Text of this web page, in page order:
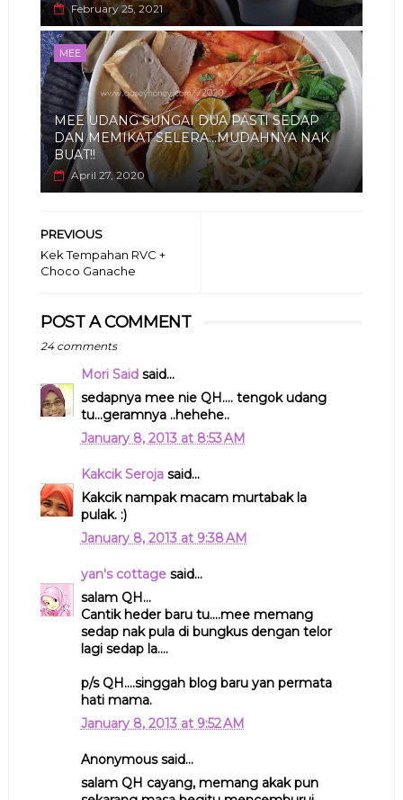
February 25, 2021
MEE
MEE UDANG SUNGAI DUA PASTI SEDAP
DAN MEMIKAT SELERA...MUDAHNYA NAK
BUAT!!
April 27, 2020
PREVIOUS
Kek Tempahan RVC +
Choco Ganache
POST A COMMENT
24 comments
Mori Saidsaid...
sedapnya mee nie QH.... tengok udang
tu...geramnya ..hehehe..
January 8, 2013 at 8:53 AM
Kakcik Serojasaid...
Kakcik nampak macam murtabak la
pulak. :)
January 8, 2013 at 9:38 AM
yan's cottagesaid...
salam QH...
Cantik heder baru tu....mee memang
sedap nak pula di bungkus dengan telor
lagi sedap la....
p/s QH....singgah blog baru yan permata
hati mama.
January 8, 2013 at 9:52 AM
Anonymous said...
salam QH cayang, memang akak pun